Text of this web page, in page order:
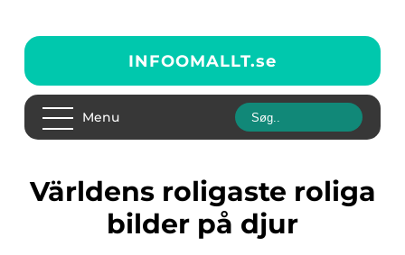
INFOOMALLT.se
Menu
världens roligaste roliga
bilder på djur